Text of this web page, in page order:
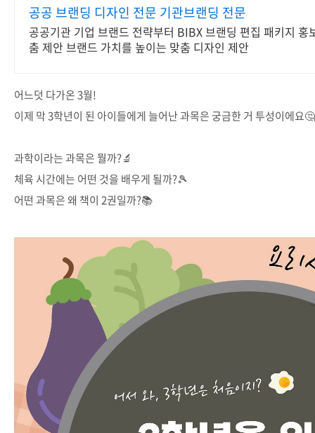
공공 브랜딩 디자인 전문 기관브랜딩 전문
공공기관 기업 브랜드 전략부터 BIBX 브랜딩 편집 패키지 홍
춤 제안 브랜드 가치를 높이는 맞춤 디자인 제안
어느덧 다가온 3월!
이제 막 3학년이 된 아이들에게 늘어난 과목은 궁금한 거 투성이에요🤔
과학이라는 과목은 뭘까?🔬
체육 시간에는 어떤 것을 배우게 될까?🎾
어떤 과목은 왜 책이 2권일까?📚